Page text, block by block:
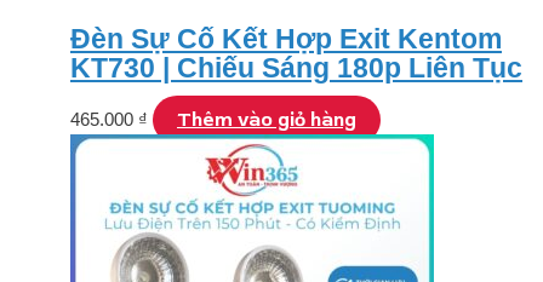
Đèn Sự Cố Kết Hợp Exit Kentom
KT730 | Chiếu Sáng 180p Liên Tục
465.000 ₫ Thêm vào giỏ hàng